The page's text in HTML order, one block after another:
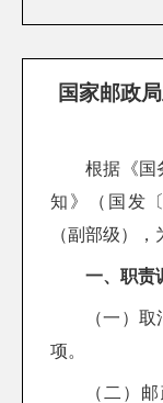
国家邮政
根据《国
知》（国发
（副部级）
一、职责
（一）
项。
（二）